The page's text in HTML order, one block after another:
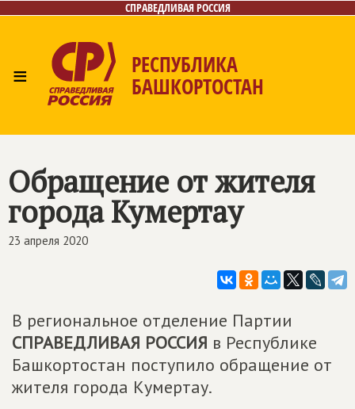
СПРАВЕДЛИВАЯ РОССИЯ
≡ РЕСПУБЛИКА
БАШКОРТОСТАН
Обращение от жителя
города Кумертау
23 апреля 2020
В региональное отделение Партии
СПРАВЕДЛИВАЯ РОССИЯ в Республике
Башкортостан поступило обращение от
жителя города Кумертау.